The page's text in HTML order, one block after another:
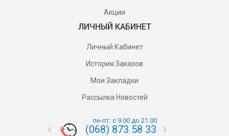
Акции
ЛИЧНЫЙ КАБИНЕТ
Личный Кабинет
История Заказов
Мои Закладки
Рассылка Новостей
пн-пт: с 9.00 до 21.00
(068) 873 58 33